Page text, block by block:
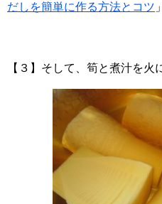
だしを簡単に作る方法とコツ
【３】そして、筍と煮汁を火